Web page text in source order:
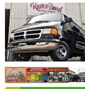
車並行 カナダ産km表